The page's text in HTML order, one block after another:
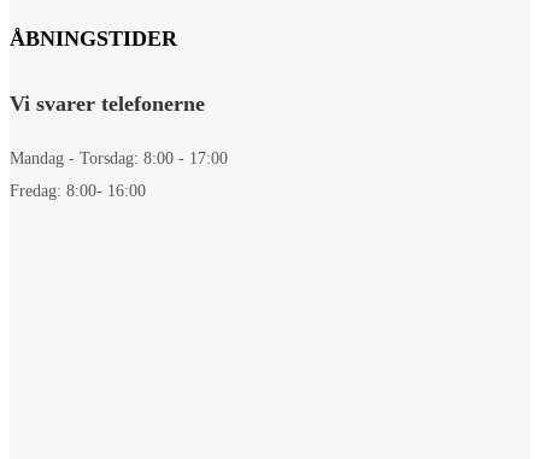
ÅBNINGSTIDER
Vi svarer telefonerne
Mandag - Torsdag: 8:00 - 17:00
Fredag: 8:00- 16:00